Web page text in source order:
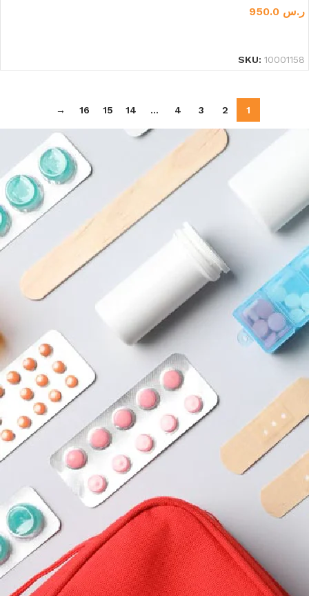
ر.س 950.0
SKU: 10001158
1
2
3
4
…
14
15
16
→